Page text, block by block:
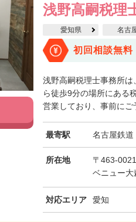
浅野高嗣税理
愛知県 名古
初回相談無料
浅野高嗣税理士事務所
ら徒歩9分の場所にある
営業しており、事前にご
最寄駅 名古屋鉄道
所在地
〒463-
ベニュー大
対応エリア 愛知